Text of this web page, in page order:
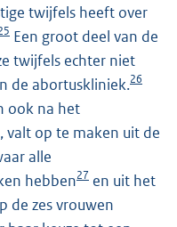
twijfels heeft over
Een groot deel van de
twijfels echter niet
de abortuskliniek.26
ook na het
op te maken uit de
alle
hebben27 en uit het
de zes vrouwen